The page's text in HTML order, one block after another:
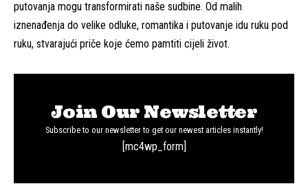
putovanja mogu transformirati naše sudbine. Od malih
iznenađenja do velike odluke, romantika i putovanje idu ruku pod
ruku, stvarajući priče koje ćemo pamtiti cijeli život.
Join Our Newsletter
Subscribe to our newsletter to get our newest articles instantly!
[mc4wp_form]